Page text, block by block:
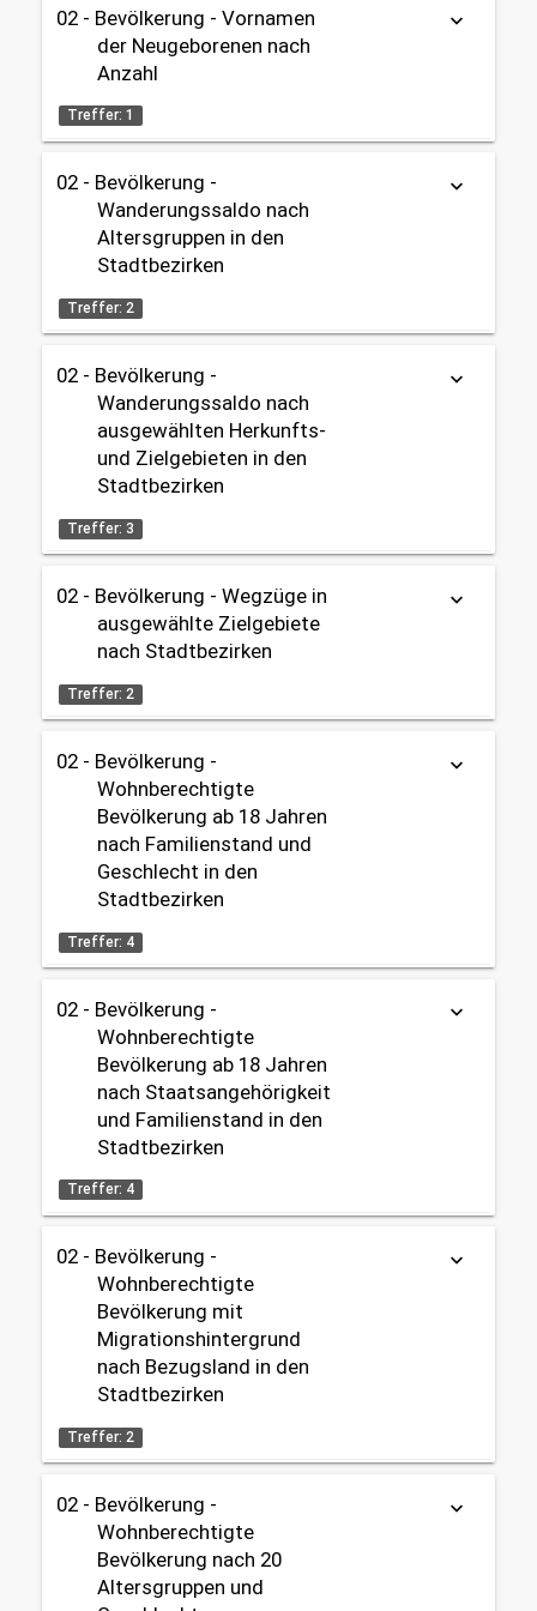
2020 - 2099
Geburten / Sterbefälle
02 - Bevölkerung
Gebietseinteilung:
Gesamtstadt
Zeitbezug:
2000 - 2025
Tabelle OpenData
Datenherkunft:
share
Themen:
Geburten / Sterbefälle
02 - Bevölkerung
Gebietseinteilung:
Gesamtstadt
Zeitbezug:
2000 - 2025
02 - Bevölkerung - Vornamen
der Neugeborenen nach
Anzahl
Treffer: 1
keyboard_arrow_down
Tabelle
Datenherkunft: Standesamt
Themen:
Geburten / Sterbefälle
02 - Bevölkerung
Gebietseinteilung:
Gesamtstadt
Zeitbezug:
2000 - 2025
02 - Bevölkerung -
Wanderungssaldo nach
Altersgruppen in den
Stadtbezirken
Treffer: 2
keyboard_arrow_down
Tabelle
Datenherkunft: Bürgeramt (Melderegister)
Themen:
02 - Bevölkerung
Außenwanderung
Gebietseinteilung:
Stadtbezirke
2006 - 2025
02 - Bevölkerung -
Wanderungssaldo nach
ausgewählten Herkunfts-
und Zielgebieten in den
Stadtbezirken
Treffer: 3
keyboard_arrow_down
Tabelle Karte OpenData
Datenherkunft: Bürgeramt (Melderegister)
share
Themen:
02 - Bevölkerung
02 - Bevölkerung
Außenwanderung
Gebietseinteilung:
Stadtbezirke
Zeitbezug:
02 - Bevölkerung - Wegzüge in
ausgewählte Zielgebiete
nach Stadtbezirken
Treffer: 2
keyboard_arrow_down
Tabelle
Datenherkunft: Bürgeramt (Melderegister)
02 - Bevölkerung
02 - Bevölkerung
Gebietseinteilung:
Stadtbezirke
Zeitbezug:
2006 - 2025
02 - Bevölkerung -
Wohnberechtigte
Bevölkerung ab 18 Jahren
nach Familienstand und
Geschlecht in den
Stadtbezirken
Treffer: 4
keyboard_arrow_down
Tabelle Karte
OpenData
Datenherkunft: Bürgeramt (Melderegister)
Themen:
02 - Bevölkerung
Gebietseinteilung:
Stadtbezirke
Zeitbezug:
1999 - 2025
02 - Bevölkerung -
Wohnberechtigte
Bevölkerung ab 18 Jahren
nach Staatsangehörigkeit
und Familienstand in den
Stadtbezirken
Treffer: 4
keyboard_arrow_down
Tabelle Karte
OpenData
Datenherkunft: Bürgeramt (Melderegister)
Themen:
Gebietseinteilung:
Stadtbezirke
02 - Bevölkerung -
Wohnberechtigte
Bevölkerung mit
Migrationshintergrund
nach Bezugsland in den
Stadtbezirken
Treffer: 2
keyboard_arrow_down
Tabelle
Datenherkunft: Bürgeramt (Melderegister)
02 - Bevölkerung -
Wohnberechtigte
Bevölkerung nach 20
Altersgruppen und
keyboard_arrow_down